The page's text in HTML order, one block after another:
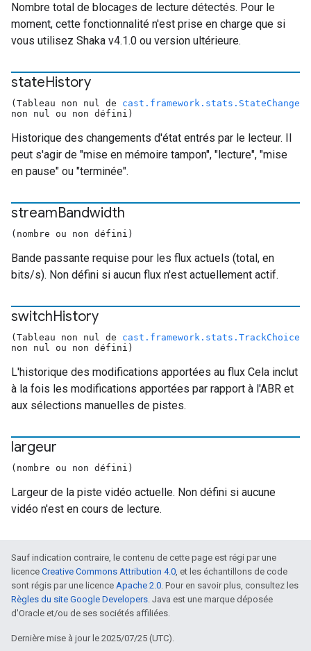
Nombre total de blocages de lecture détectés. Pour le
moment, cette fonctionnalité n'est prise en charge que si
vous utilisez Shaka v4.1.0 ou version ultérieure.
stateHistory
(Tableau non nul de cast.framework.stats.StateChange
non nul ou non défini)
Historique des changements d'état entrés par le lecteur. Il
peut s'agir de "mise en mémoire tampon", "lecture", "mise
en pause" ou "terminée".
streamBandwidth
(nombre ou non défini)
Bande passante requise pour les flux actuels (total, en
bits/s). Non défini si aucun flux n'est actuellement actif.
switchHistory
(Tableau non nul de cast.framework.stats.TrackChoice
non nul ou non défini)
L'historique des modifications apportées au flux Cela inclut
à la fois les modifications apportées par rapport à l'ABR et
aux sélections manuelles de pistes.
largeur
(nombre ou non défini)
Largeur de la piste vidéo actuelle. Non défini si aucune
vidéo n'est en cours de lecture.
Sauf indication contraire, le contenu de cette page est régi par une
licence Creative Commons Attribution 4.0, et les échantillons de code
sont régis par une licence Apache 2.0. Pour en savoir plus, consultez les
Règles du site Google Developers. Java est une marque déposée
d'Oracle et/ou de ses sociétés affiliées.
Dernière mise à jour le 2025/07/25 (UTC).